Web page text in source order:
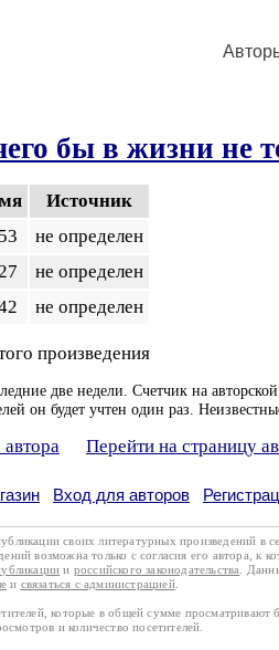
бы в жизни не
Источник
не определен
не определен
не определен
произведения
две недели. Счетчик на
он будет учтен один раз.
Перейти на страницу
Вход для авторов
своих литературных произведений в
возможна только с согласия его автора, к
и российского законодательства .
и связаться с администрацией.
которые в общей сумме
и количество посетителей.